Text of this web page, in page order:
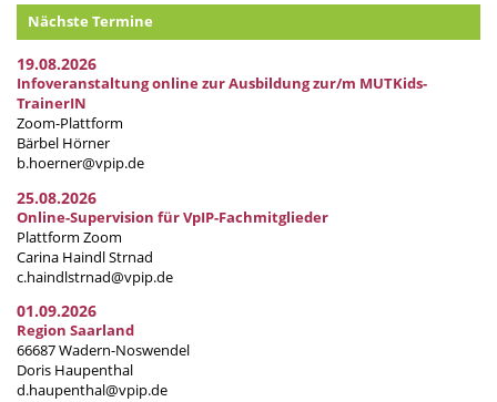
Nächste Termine
19.08.2026
Infoveranstaltung online zur Ausbildung zur/m MUTKids-
TrainerIN
Zoom-Plattform
Bärbel Hörner
b.hoerner@vpip.de
25.08.2026
Online-Supervision für VpIP-Fachmitglieder
Plattform Zoom
Carina Haindl Strnad
c.haindlstrnad@vpip.de
01.09.2026
Region Saarland
66687 Wadern-Noswendel
Doris Haupenthal
d.haupenthal@vpip.de